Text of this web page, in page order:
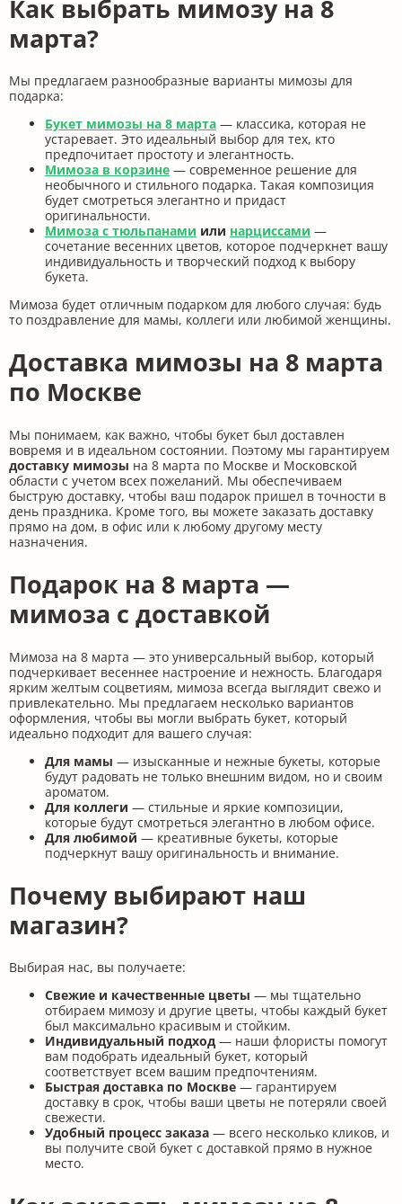
Как выбрать мимозу на 8
марта?
Мы предлагаем разнообразные варианты мимозы для
подарка:
Букет мимозы на 8 марта — классика, которая не
устаревает. Это идеальный выбор для тех, кто
предпочитает простоту и элегантность.
Мимоза в корзине — современное решение для
необычного и стильного подарка. Такая композиция
будет смотреться элегантно и придаст
оригинальности.
Мимоза с тюльпанами или нарциссами —
сочетание весенних цветов, которое подчеркнет вашу
индивидуальность и творческий подход к выбору
букета.
Мимоза будет отличным подарком для любого случая: будь
то поздравление для мамы, коллеги или любимой женщины.
Доставка мимозы на 8 марта
по Москве
Мы понимаем, как важно, чтобы букет был доставлен
вовремя и в идеальном состоянии. Поэтому мы гарантируем
доставку мимозы на 8 марта по Москве и Московской
области с учетом всех пожеланий. Мы обеспечиваем
быструю доставку, чтобы ваш подарок пришел в точности в
день праздника. Кроме того, вы можете заказать доставку
прямо на дом, в офис или к любому другому месту
назначения.
Подарок на 8 марта —
мимоза с доставкой
Мимоза на 8 марта — это универсальный выбор, который
подчеркивает весеннее настроение и нежность. Благодаря
ярким желтым соцветиям, мимоза всегда выглядит свежо и
привлекательно. Мы предлагаем несколько вариантов
оформления, чтобы вы могли выбрать букет, который
идеально подходит для вашего случая:
Для мамы — изысканные и нежные букеты, которые
будут радовать не только внешним видом, но и своим
ароматом.
Для коллеги — стильные и яркие композиции,
которые будут смотреться элегантно в любом офисе.
Для любимой — креативные букеты, которые
подчеркнут вашу оригинальность и внимание.
Почему выбирают наш
магазин?
Выбирая нас, вы получаете:
Свежие и качественные цветы — мы тщательно
отбираем мимозу и другие цветы, чтобы каждый букет
был максимально красивым и стойким.
Индивидуальный подход — наши флористы помогут
вам подобрать идеальный букет, который
соответствует всем вашим предпочтениям.
Быстрая доставка по Москве — гарантируем
доставку в срок, чтобы ваши цветы не потеряли своей
свежести.
Удобный процесс заказа — всего несколько кликов, и
вы получите свой букет с доставкой прямо в нужное
место.